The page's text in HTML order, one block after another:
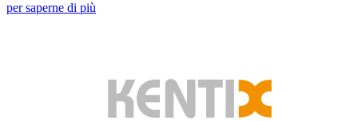
per saperne di più